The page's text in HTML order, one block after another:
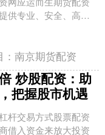
供专业、安全、高效
投资赢在起跑线期货
资是指....
：南京期货配资
炒股配资：助
把握股市机遇
杆交易方式股票配资
借入资金来放大投资